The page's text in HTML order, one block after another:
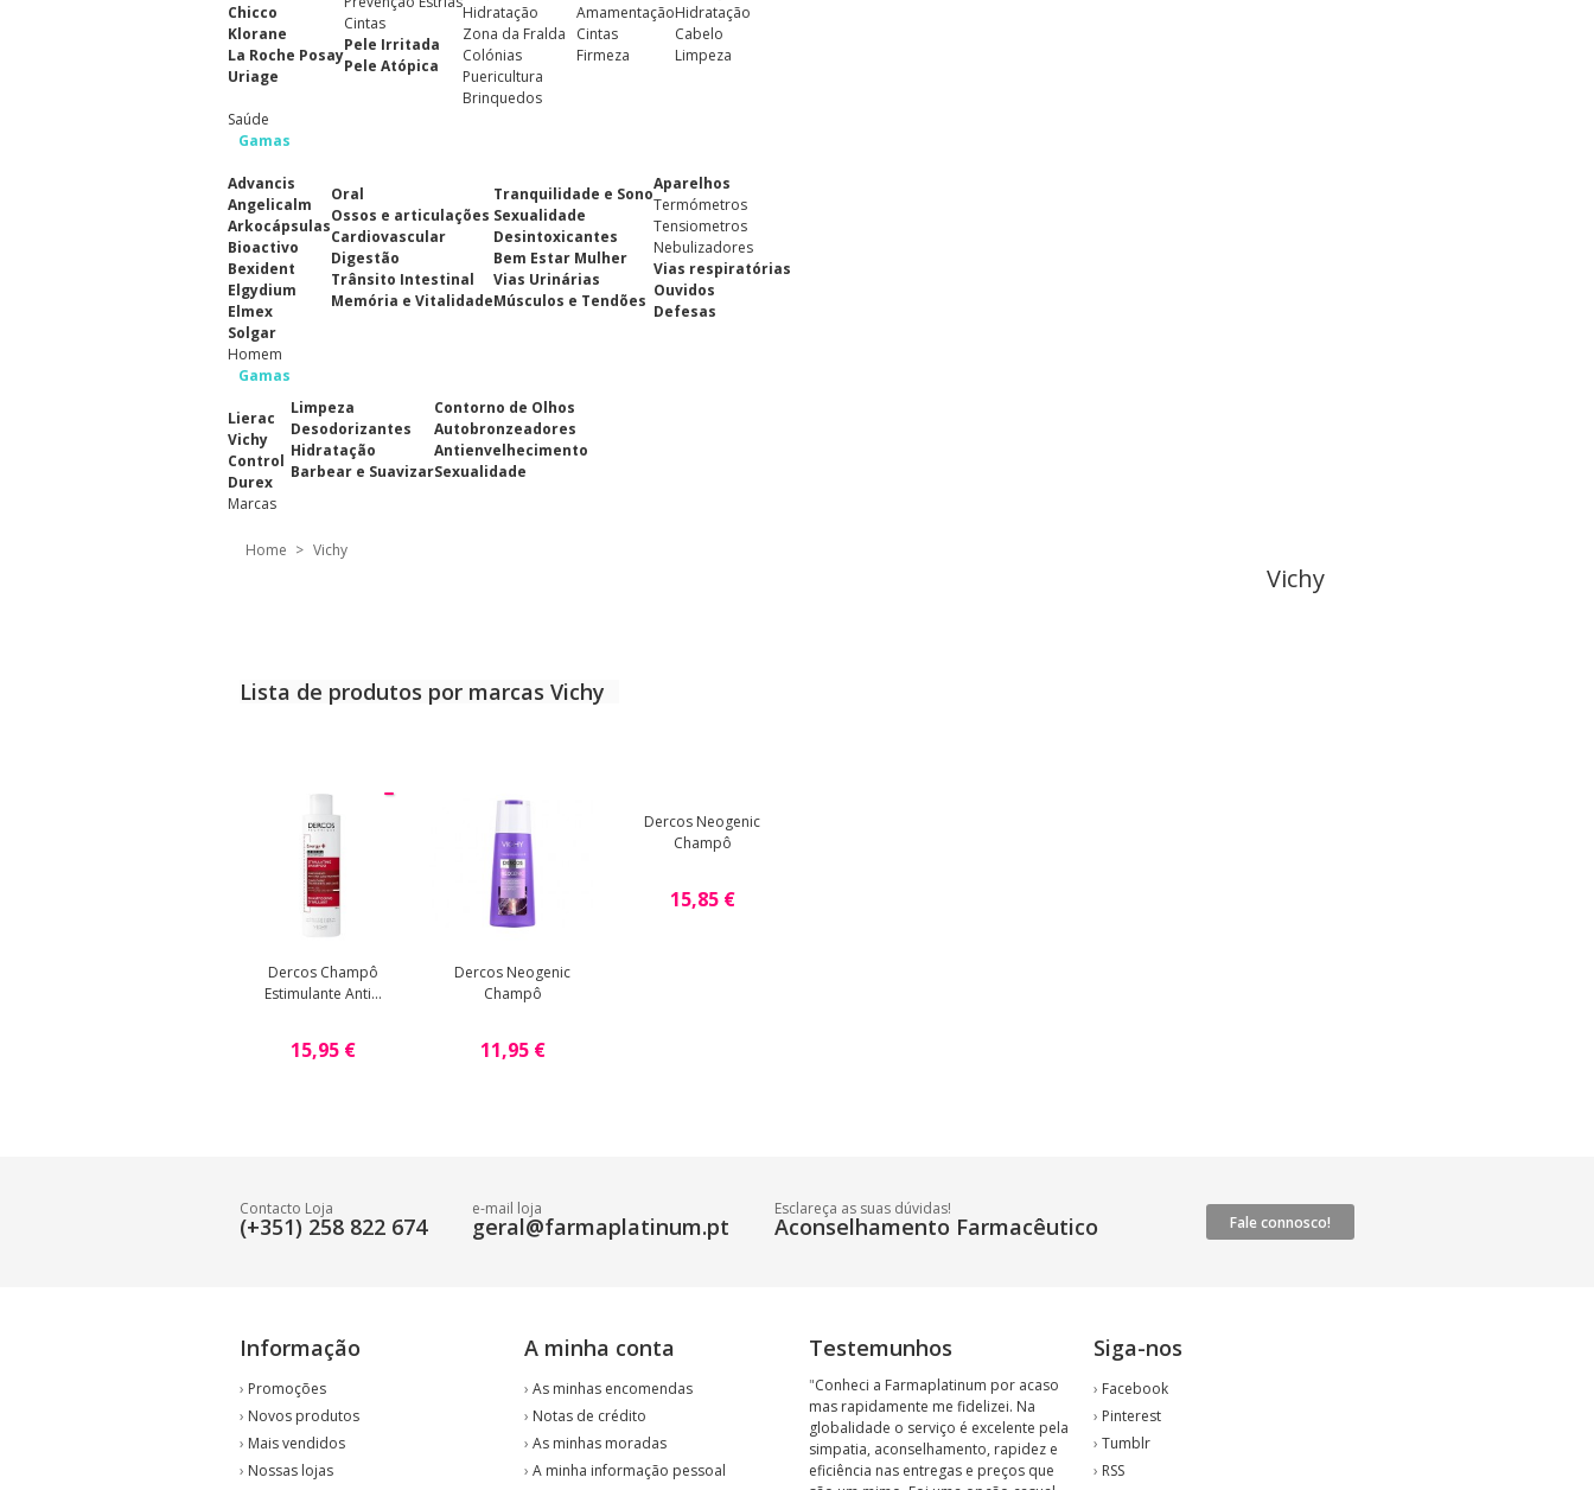
Chicco
Klorane
La Roche Posay
Uriage
Cintas
Pele Irritada
Pele Atópica
Hidratação
Zona da Fralda
Colónias
Puericultura
Brinquedos
Amamentação
Cintas
Firmeza
Hidratação
Cabelo
Limpeza
Saúde
Gamas
Advancis
Angelicalm
Arkocápsulas
Bioactivo
Bexident
Elgydium
Elmex
Solgar
Oral
Ossos e articulações
Cardiovascular
Digestão
Trânsito Intestinal
Memória e Vitalidade
Tranquilidade e Sono
Sexualidade
Desintoxicantes
Bem Estar Mulher
Vias Urinárias
Músculos e Tendões
Aparelhos
Termómetros
Tensiometros
Nebulizadores
Vias respiratórias
Ouvidos
Defesas
Homem
Gamas
Lierac
Vichy
Control
Durex
Limpeza
Desodorizantes
Hidratação
Barbear e Suavizar
Contorno de Olhos
Autobronzeadores
Antienvelhecimento
Sexualidade
Marcas
Home > Vichy
Vichy
Lista de produtos por marcas Vichy
Dercos Champô
Estimulante Anti...
15,95 €
Dercos Neogenic
Champô
11,95 €
Dercos Neogenic
Champô
15,85 €
Fale connosco!
Contacto Loja
(+351) 258 822 674
e-mail loja
geral@farmaplatinum.pt
Esclareça as suas dúvidas!
Aconselhamento Farmacêutico
Informação
› Promoções
› Novos produtos
› Mais vendidos
› Nossas lojas
A minha conta
› As minhas encomendas
› Notas de crédito
› As minhas moradas
› A minha informação pessoal
Testemunhos
"Conheci a Farmaplatinum por acaso
mas rapidamente me fidelizei. Na
globalidade o serviço é excelente pela
simpatia, aconselhamento, rapidez e
eficiência nas entregas e preços que
Siga-nos
› Facebook
› Pinterest
› Tumblr
› RSS